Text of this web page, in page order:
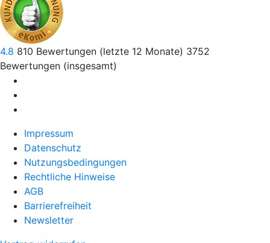
4.8 810 Bewertungen (letzte 12 Monate) 3752
Bewertungen (insgesamt)
Impressum
Datenschutz
Nutzungsbedingungen
Rechtliche Hinweise
AGB
Barrierefreiheit
Newsletter